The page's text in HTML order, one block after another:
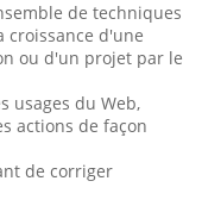
de techniques
d'une
ou d'un projet par le
usages du Web,
actions de façon
de corriger